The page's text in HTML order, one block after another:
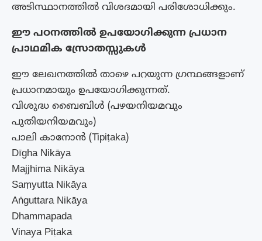
അടിസ്ഥാനത്തിൽ വിശദമായി പരിശോധിക്കും.
ഈ പഠനത്തിൽ ഉപയോഗിക്കുന്ന പ്രധാന
പ്രാഥമിക സ്രോതസ്സുകൾ
ഈ ലേഖനത്തിൽ താഴെ പറയുന്ന ഗ്രന്ഥങ്ങളാണ്
പ്രധാനമായും ഉപയോഗിക്കുന്നത്.
വിശുദ്ധ ബൈബിൾ (പഴയനിയമവും
പുതിയനിയമവും)
പാലി കാനോൻ (Tipiṭaka)
Dīgha Nikāya
Majjhima Nikāya
Saṃyutta Nikāya
Aṅguttara Nikāya
Dhammapada
Vinaya Piṭaka